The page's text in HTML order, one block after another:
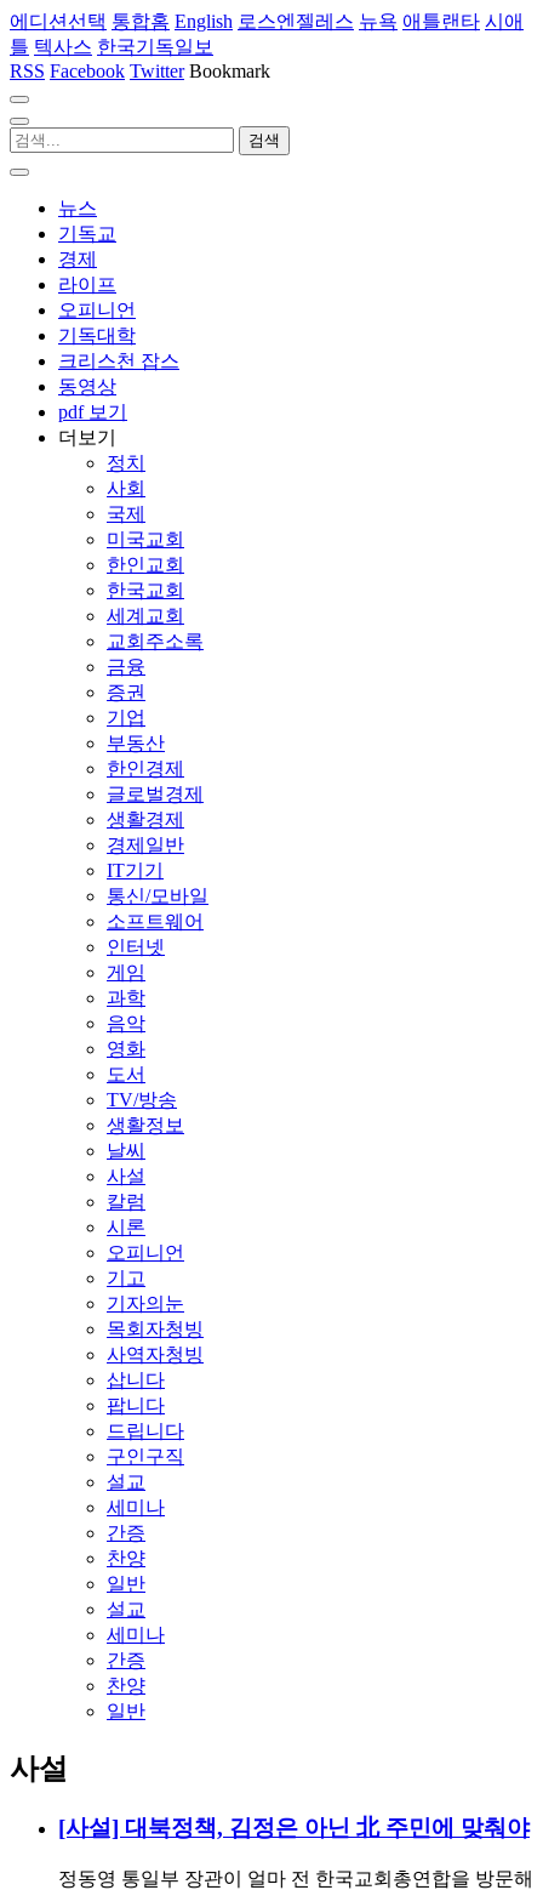
에디션선택 통합홈 English 로스엔젤레스 뉴욕 애틀랜타 시애
틀 텍사스 한국기독일보
RSS Facebook Twitter Bookmark
뉴스
기독교
경제
라이프
오피니언
기독대학
크리스천 잡스
동영상
pdf 보기
더보기
정치
사회
국제
미국교회
한인교회
한국교회
세계교회
교회주소록
금융
증권
기업
부동산
한인경제
글로벌경제
생활경제
경제일반
IT기기
통신/모바일
소프트웨어
인터넷
게임
과학
음악
영화
도서
TV/방송
생활정보
날씨
사설
칼럼
시론
오피니언
기고
기자의눈
목회자청빙
사역자청빙
삽니다
팝니다
드립니다
구인구직
설교
세미나
간증
찬양
일반
설교
세미나
간증
찬양
일반
사설
[사설] 대북정책, 김정은 아닌 北 주민에 맞춰야
정동영 통일부 장관이 얼마 전 한국교회총연합을 방문해